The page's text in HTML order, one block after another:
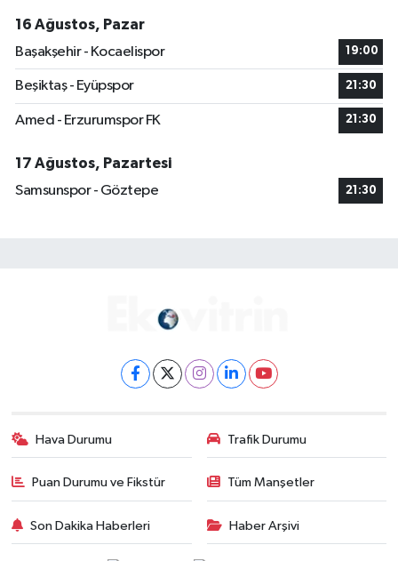
16 Ağustos, Pazar
Başakşehir - Kocaelispor
19:00
Beşiktaş - Eyüpspor 21:30
Amed - Erzurumspor FK 21:30
17 Ağustos, Pazartesi
Samsunspor - Göztepe
21:30
Hava Durumu Trafik Durumu
Puan Durumu ve Fikstür Tüm Manşetler
Son Dakika Haberleri Haber Arşivi